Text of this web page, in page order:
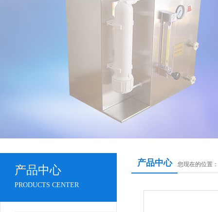
产品中心
PRODUCTS CENTER
产品中心 您现在的位置：